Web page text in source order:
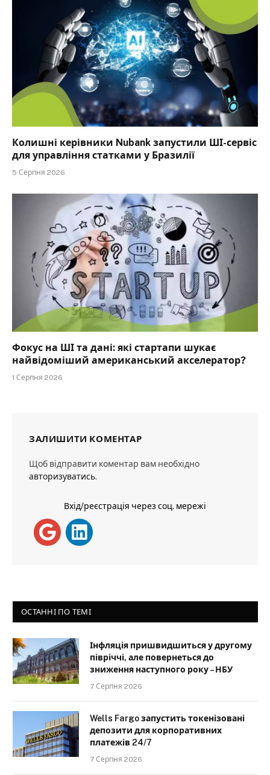
Колишні керівники Nubank запустили ШІ-сервіс
для управління статками у Бразилії
5 Серпня 2026
Фокус на ШІ та дані: які стартапи шукає
найвідоміший американський акселератор?
1 Серпня 2026
ЗАЛИШИТИ КОМЕНТАР
Щоб відправити коментар вам необхідно
авторизуватись.
Вхід/реєстрація через соц. мережі
ОСТАННІ ПО ТЕМІ
Інфляція пришвидшиться у другому
півріччі, але повернеться до
зниження наступного року – НБУ
7 Серпня 2026
Wells Fargo запустить токенізовані
депозити для корпоративних
платежів 24/7
7 Серпня 2026